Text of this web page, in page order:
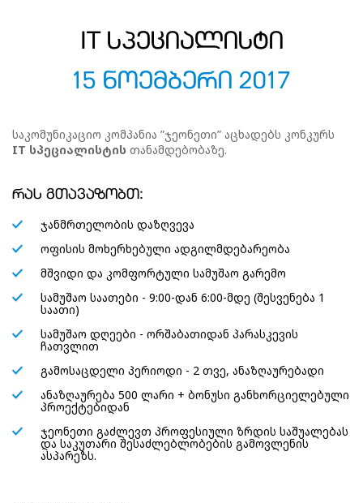
IT სპეციალისტი
15 ნოემბერი 2017
საკომუნიკაციო კომპანია ”ჯეონეთი” აცხადებს კონკურს
IT სპეციალისტის თანამდებობაზე.
რას გთავაზობთ:
ჯანმრთელობის დაზღვევა
ოფისის მოხერხებული ადგილმდებარეობა
მშვიდი და კომფორტული სამუშაო გარემო
სამუშაო საათები - 9:00-დან 6:00-მდე (შესვენება 1
საათი)
სამუშაო დღეები - ორშაბათიდან პარასკევის
ჩათვლით
გამოსაცდელი პერიოდი - 2 თვე, ანაზღაურებადი
ანაზღაურება 500 ლარი + ბონუსი განხორციელებული
პროექტებიდან
ჯეონეთი გაძლევთ პროფესიული ზრდის საშუალებას
და საკუთარი შესაძლებლობების გამოვლენის
ასპარეზს.